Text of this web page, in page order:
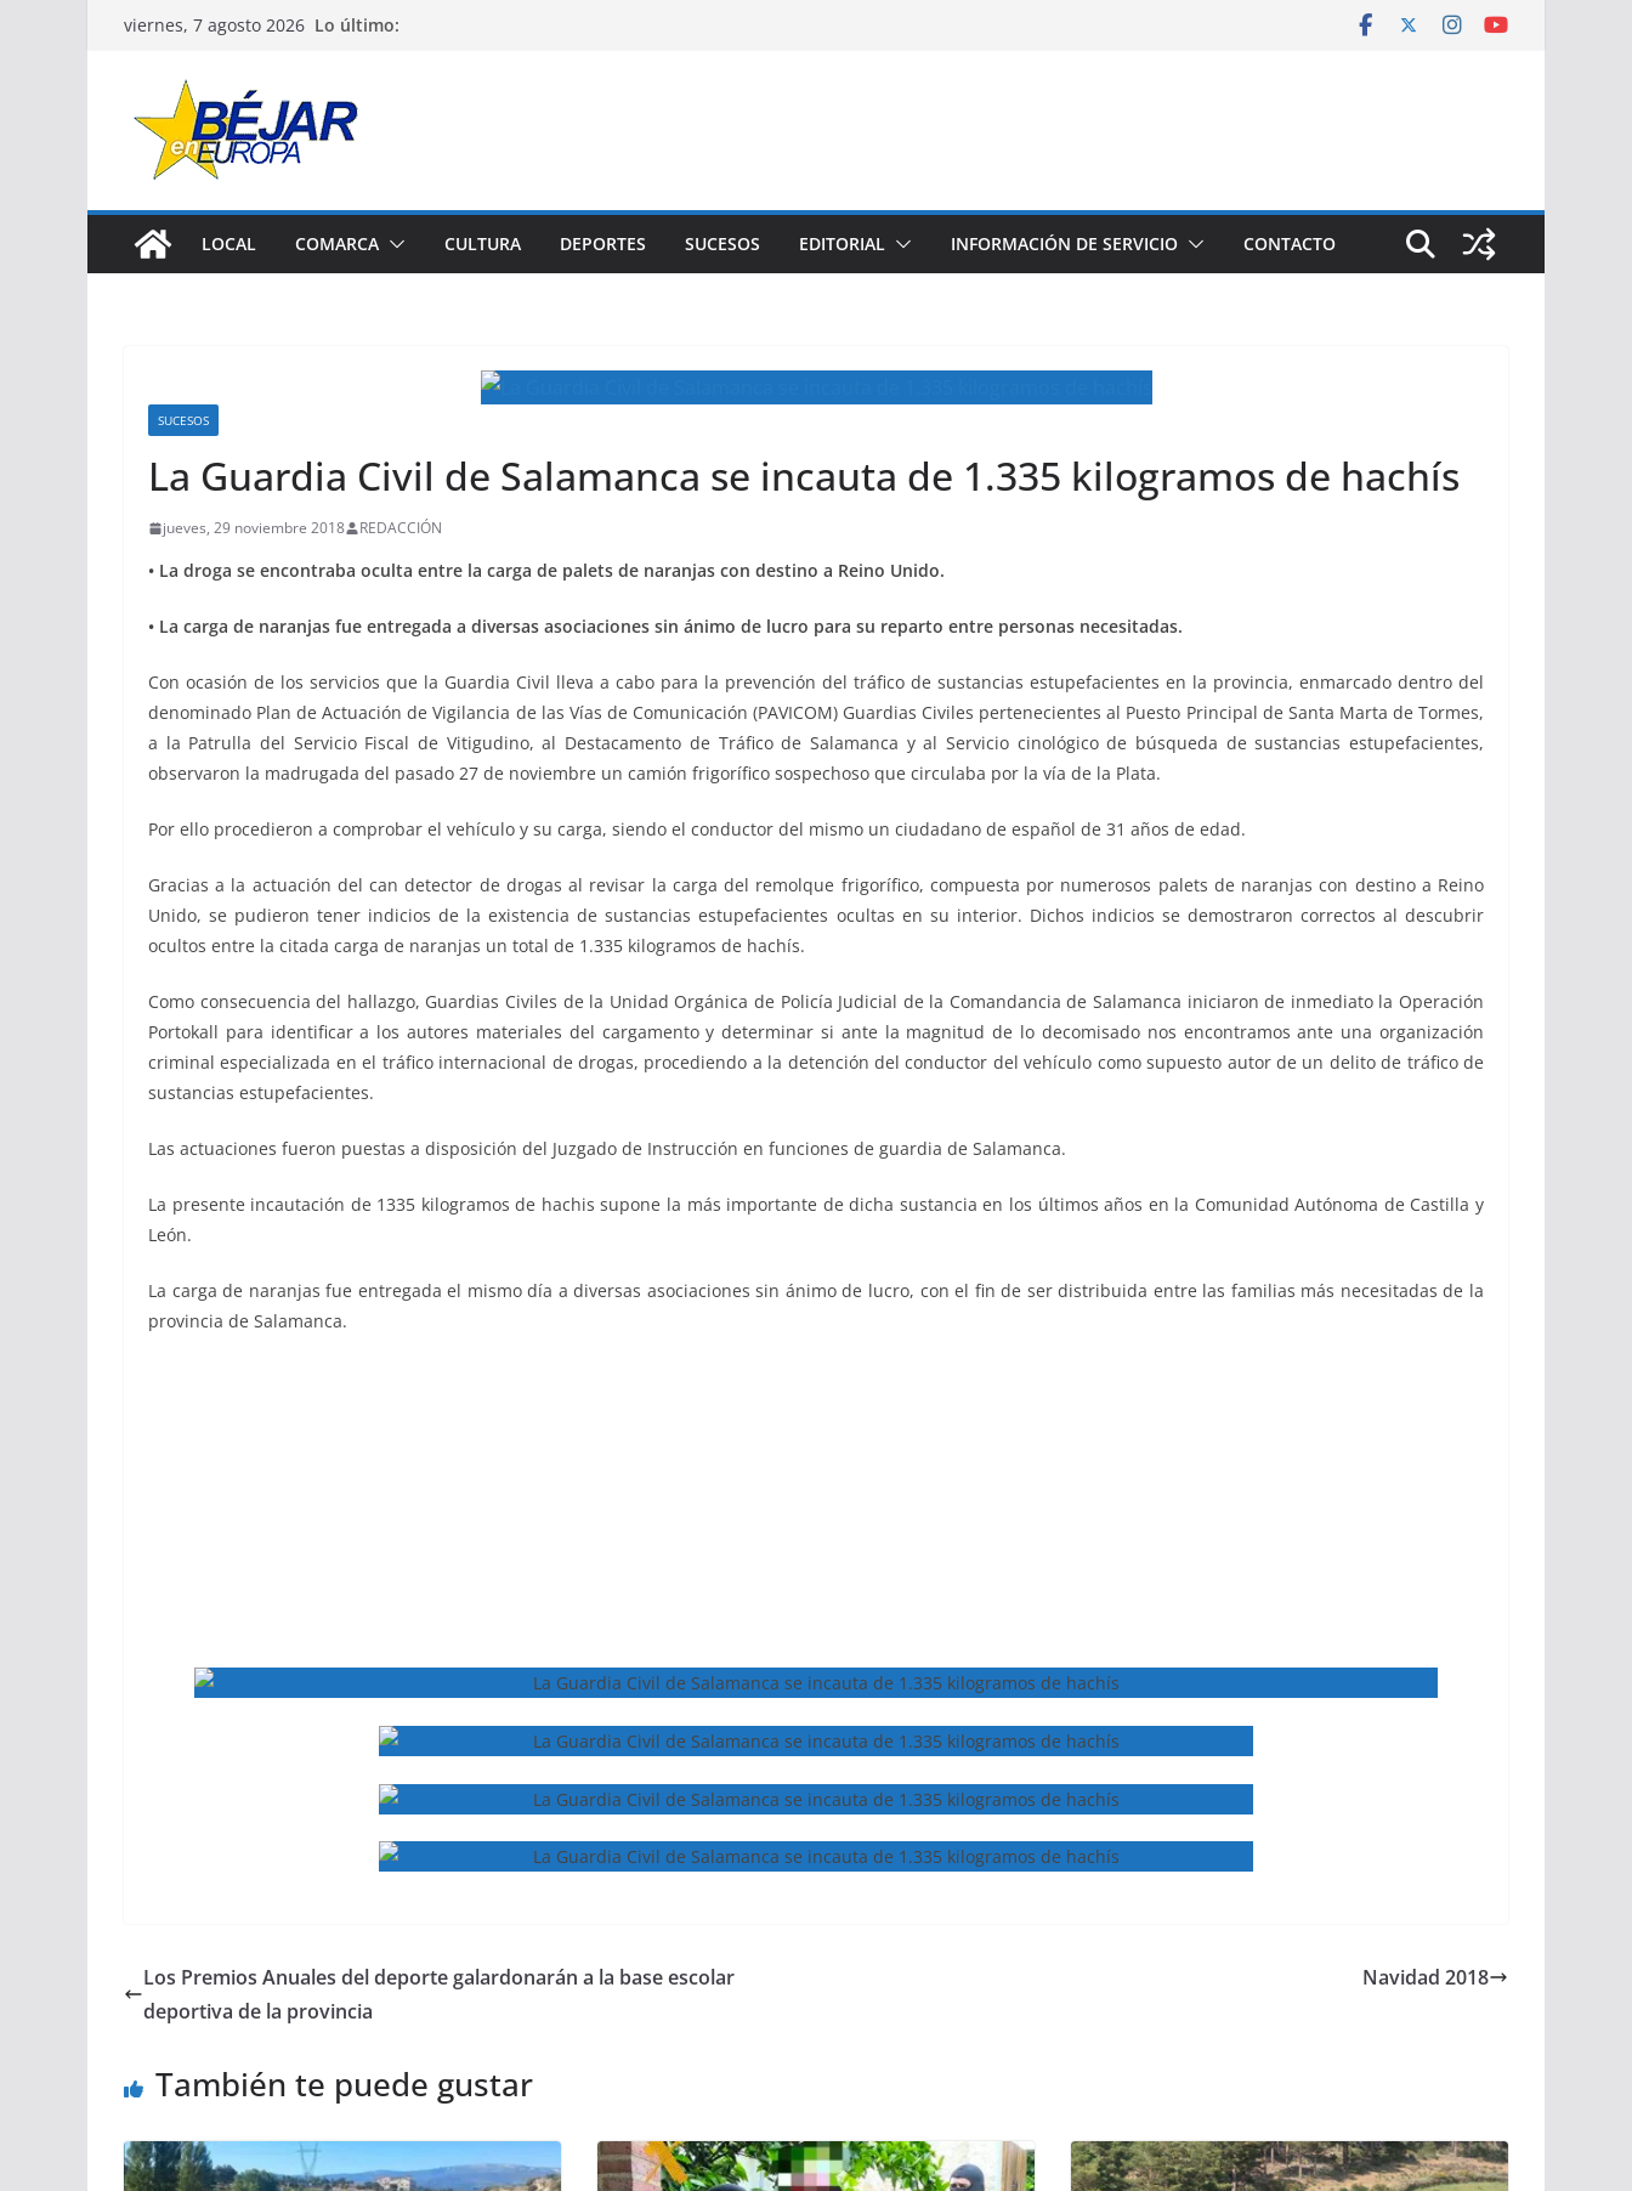
Saltarviernes, 7 agosto 2026 Lo último:
LOCAL COMARCA CULTURA DEPORTES SUCESOS EDITORIAL INFORMACIÓN DE SERVICIO CONTACTO
SUCESOS
La Guardia Civil de Salamanca se incauta de 1.335 kilogramos de hachís
jueves, 29 noviembre 2018 REDACCIÓN
• La droga se encontraba oculta entre la carga de palets de naranjas con destino a Reino Unido.
• La carga de naranjas fue entregada a diversas asociaciones sin ánimo de lucro para su reparto entre personas necesitadas.
Con ocasión de los servicios que la Guardia Civil lleva a cabo para la prevención del tráfico de sustancias estupefacientes en la provincia, enmarcado dentro del
denominado Plan de Actuación de Vigilancia de las Vías de Comunicación (PAVICOM) Guardias Civiles pertenecientes al Puesto Principal de Santa Marta de Tormes,
a la Patrulla del Servicio Fiscal de Vitigudino, al Destacamento de Tráfico de Salamanca y al Servicio cinológico de búsqueda de sustancias estupefacientes,
observaron la madrugada del pasado 27 de noviembre un camión frigorífico sospechoso que circulaba por la vía de la Plata.
Por ello procedieron a comprobar el vehículo y su carga, siendo el conductor del mismo un ciudadano de español de 31 años de edad.
Gracias a la actuación del can detector de drogas al revisar la carga del remolque frigorífico, compuesta por numerosos palets de naranjas con destino a Reino
Unido, se pudieron tener indicios de la existencia de sustancias estupefacientes ocultas en su interior. Dichos indicios se demostraron correctos al descubrir
ocultos entre la citada carga de naranjas un total de 1.335 kilogramos de hachís.
Como consecuencia del hallazgo, Guardias Civiles de la Unidad Orgánica de Policía Judicial de la Comandancia de Salamanca iniciaron de inmediato la Operación
Portokall para identificar a los autores materiales del cargamento y determinar si ante la magnitud de lo decomisado nos encontramos ante una organización
criminal especializada en el tráfico internacional de drogas, procediendo a la detención del conductor del vehículo como supuesto autor de un delito de tráfico de
sustancias estupefacientes.
Las actuaciones fueron puestas a disposición del Juzgado de Instrucción en funciones de guardia de Salamanca.
La presente incautación de 1335 kilogramos de hachis supone la más importante de dicha sustancia en los últimos años en la Comunidad Autónoma de Castilla y
León.
La carga de naranjas fue entregada el mismo día a diversas asociaciones sin ánimo de lucro, con el fin de ser distribuida entre las familias más necesitadas de la
provincia de Salamanca.
Los Premios Anuales del deporte galardonarán a la base escolar
deportiva de la provincia
Navidad 2018
También te puede gustar